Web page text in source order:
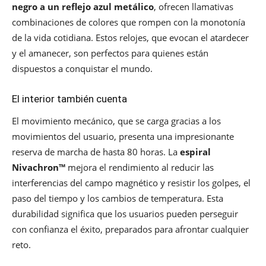
negro a un reflejo azul metálico, ofrecen llamativas
combinaciones de colores que rompen con la monotonía
de la vida cotidiana. Estos relojes, que evocan el atardecer
y el amanecer, son perfectos para quienes están
dispuestos a conquistar el mundo.
El interior también cuenta
El movimiento mecánico, que se carga gracias a los
movimientos del usuario, presenta una impresionante
reserva de marcha de hasta 80 horas. La espiral
Nivachron™ mejora el rendimiento al reducir las
interferencias del campo magnético y resistir los golpes, el
paso del tiempo y los cambios de temperatura. Esta
durabilidad significa que los usuarios pueden perseguir
con confianza el éxito, preparados para afrontar cualquier
reto.